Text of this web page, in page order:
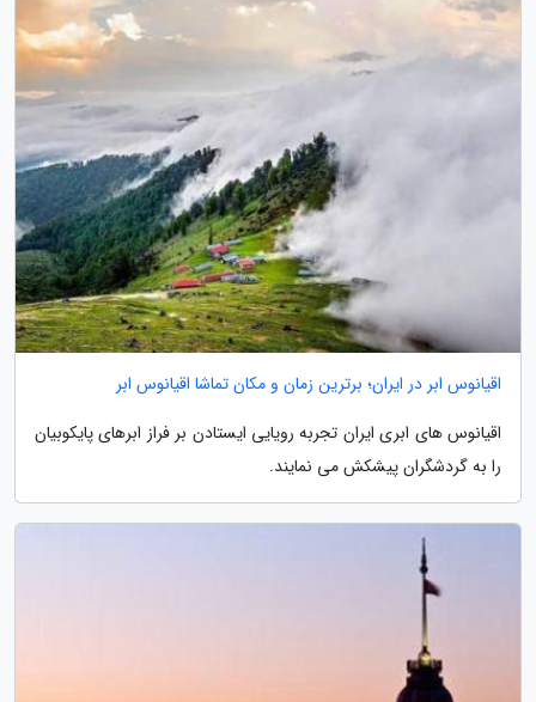
اقیانوس ابر در ایران؛ برترین زمان و مکان تماشا اقیانوس ابر
اقیانوس های ابری ایران تجربه رویایی ایستادن بر فراز ابرهای پایکوبیان
را به گردشگران پیشکش می نمایند.